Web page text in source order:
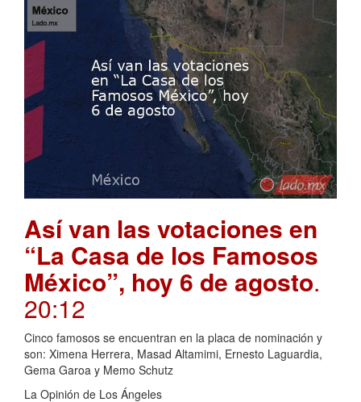
Así van las votaciones en
“La Casa de los Famosos
México”, hoy 6 de agosto.
20:12
Cinco famosos se encuentran en la placa de nominación y
son: Ximena Herrera, Masad Altamimi, Ernesto Laguardia,
Gema Garoa y Memo Schutz
La Opinión de Los Ángeles